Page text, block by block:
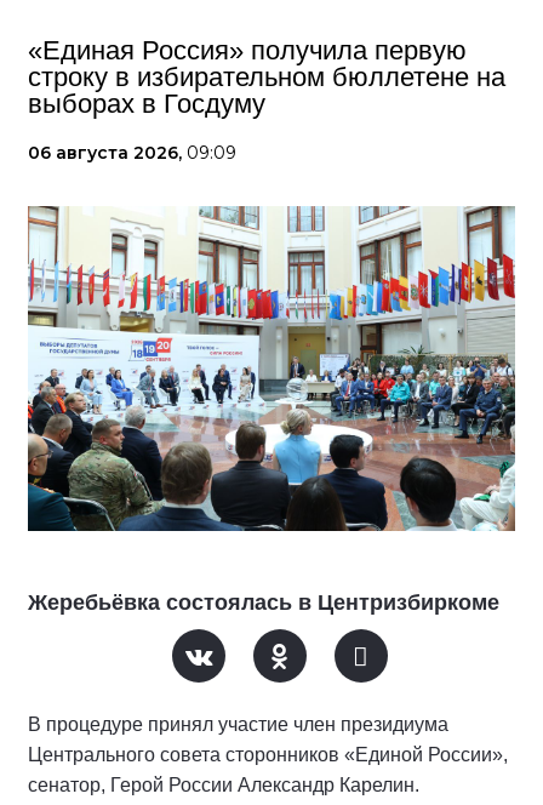
«Единая Россия» получила первую
строку в избирательном бюллетене на
выборах в Госдуму
06 августа 2026, 09:09
Жеребьёвка состоялась в Центризбиркоме
В процедуре принял участие член президиума
Центрального совета сторонников «Единой России»,
сенатор, Герой России Александр Карелин.